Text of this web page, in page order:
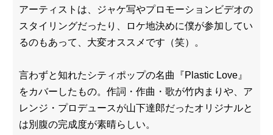
アーティストは、ジャケ写やプロモーションビデオの
スタイリングだったり、ロケ地決めに僕が参加してい
るのもあって、大変オススメです（笑）。
言わずと知れたシティポップの名曲『Plastic Love』
をカバーしたもの。作詞・作曲・歌が竹内まりや、ア
レンジ・プロデュースが山下達郎だったオリジナルと
は別腹の完成度が素晴らしい。